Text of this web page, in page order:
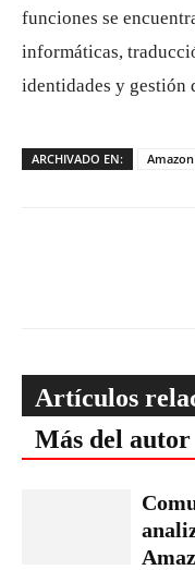
funciones se
informáticas,
identidades y gestión
ARCHIVADO EN: Amazon
Artículos
Más del autor